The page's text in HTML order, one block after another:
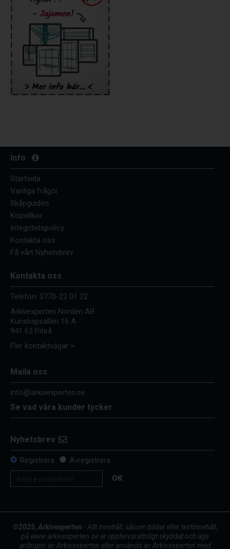
Info
Startsida
Vanliga frågor
Skåpguiden
Köpvillkor
Integritetspolicy
Kontakta oss
Få vårt Nyhetsbrev
Kontakta oss
Telefon: 0770-22 01 22
Arkivexperten Norden AB
Kunskapsallén 16 A
941 63 Piteå
Fler kontaktvägar >
Maila oss
info@arkivexperten.se
Se vad våra kunder tycker
Nyhetsbrev
Registrera
Avregistrera
OK
©2025, Arkivexperten - Allt innehåll, såsom bilder eller textinnehåll,
på www.arkivexperten.se är upphovsrättsligt skyddat och ägs
antingen av Arkivexperten eller används av Arkivexperten med